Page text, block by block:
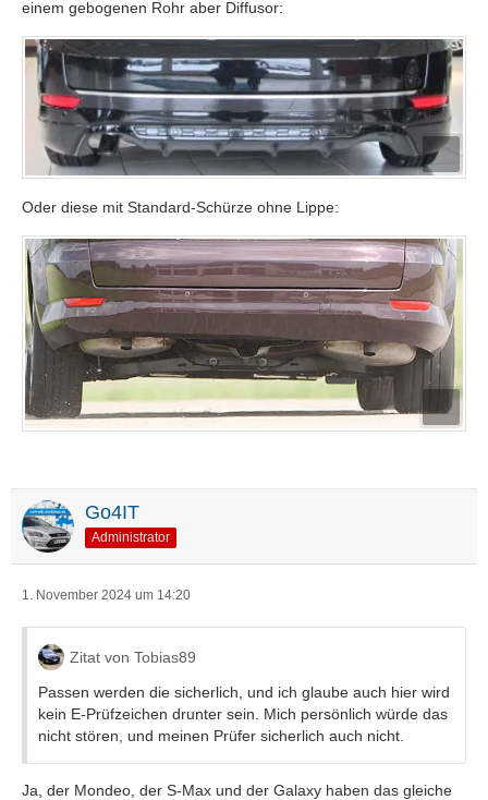
einem gebogenen Rohr aber Diffusor:
Oder diese mit Standard-Schürze ohne Lippe:
Go4IT
Administrator
1. November 2024 um 14:20
Zitat von Tobias89
Passen werden die sicherlich, und ich glaube auch hier wird
kein E-Prüfzeichen drunter sein. Mich persönlich würde das
nicht stören, und meinen Prüfer sicherlich auch nicht.
Ja, der Mondeo, der S-Max und der Galaxy haben das gleiche